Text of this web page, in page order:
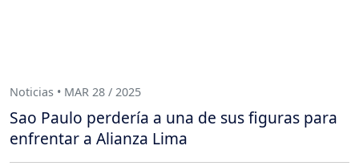
Noticias • MAR 28 / 2025
Sao Paulo perdería a una de sus figuras para
enfrentar a Alianza Lima